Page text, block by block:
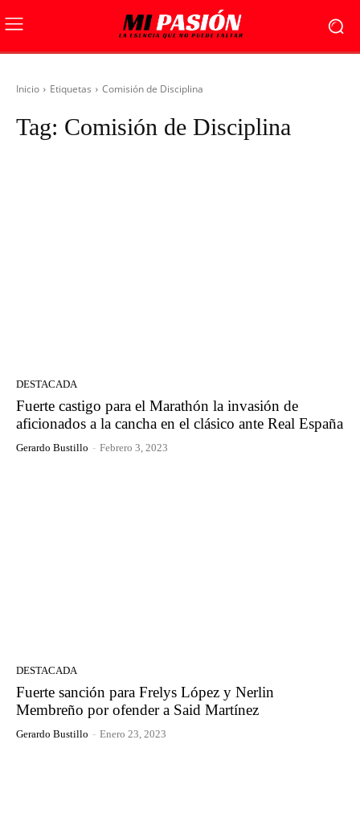
Inicio Etiquetas Comisión de Disciplina
Tag: Comisión de Disciplina
DESTACADA
Fuerte castigo para el Marathón la invasión de
aficionados a la cancha en el clásico ante Real España
Gerardo Bustillo - Febrero 3, 2023
DESTACADA
Fuerte sanción para Frelys López y Nerlin
Membreño por ofender a Said Martínez
Gerardo Bustillo - Enero 23, 2023